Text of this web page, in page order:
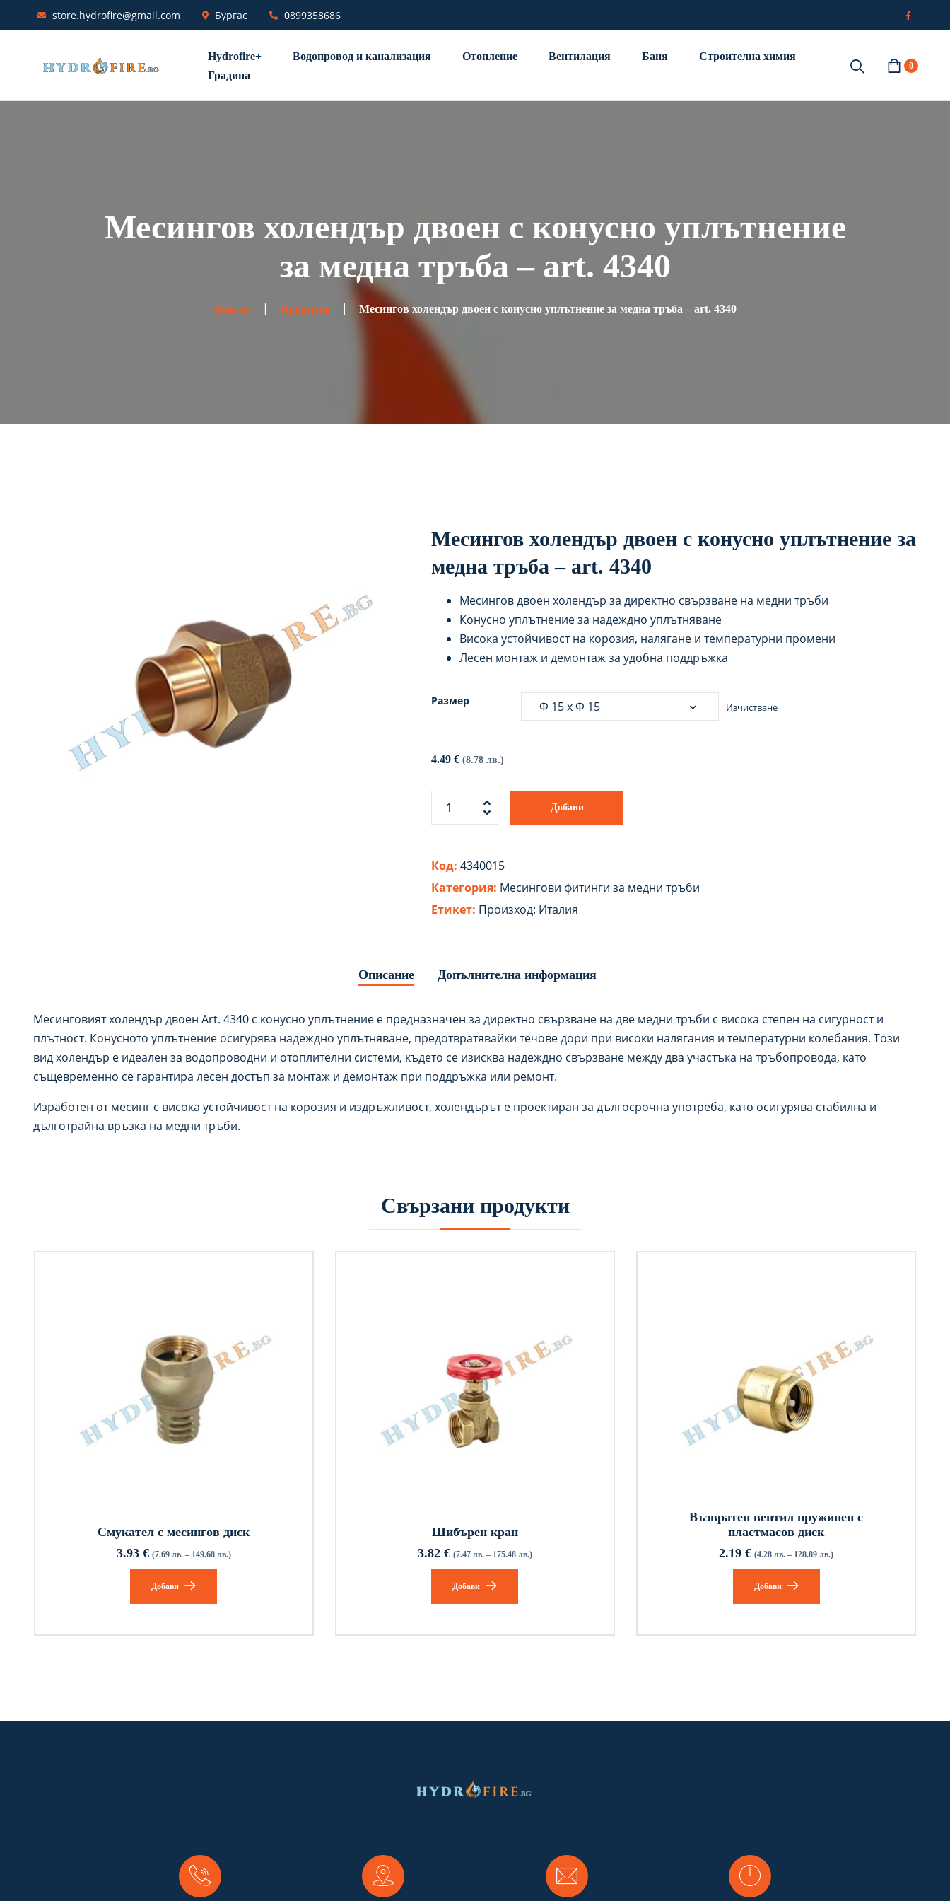
store.hydrofire@gmail.com Бургас 0899358686
Hydrofire+ Водопровод и канализация Отопление Вентилация Баня
Строителна химия
Градина
0
Месингов холендър двоен с конусно уплътнение
за медна тръба – art. 4340
Начало Продукти Месингов холендър двоен с конусно уплътнение за медна тръба – art. 4340
Месингов холендър двоен с конусно уплътнение за
медна тръба – art. 4340
Месингов двоен холендър за директно свързване на медни тръби
Конусно уплътнение за надеждно уплътняване
Висока устойчивост на корозия, налягане и температурни промени
Лесен монтаж и демонтаж за удобна поддръжка
Размер Изчистване
4.49 € (8.78 лв.)
Добави
Код: 4340015
Категория: Месингови фитинги за медни тръби
Етикет: Произход: Италия
Описание Допълнителна информация
Месинговият холендър двоен Art. 4340 с конусно уплътнение е предназначен за директно свързване на две медни тръби с висока степен на сигурност и
плътност. Конусното уплътнение осигурява надеждно уплътняване, предотвратявайки течове дори при високи налягания и температурни колебания. Този
вид холендър е идеален за водопроводни и отоплителни системи, където се изисква надеждно свързване между два участъка на тръбопровода, като
същевременно се гарантира лесен достъп за монтаж и демонтаж при поддръжка или ремонт.
Изработен от месинг с висока устойчивост на корозия и издръжливост, холендърът е проектиран за дългосрочна употреба, като осигурява стабилна и
дълготрайна връзка на медни тръби.
Свързани продукти
Смукател с месингов диск
3.93 € (7.69 лв. – 149.68 лв.)
Добави
Шибърен кран
3.82 € (7.47 лв. – 175.48 лв.)
Добави
Възвратен вентил пружинен с
пластмасов диск
2.19€ (4.28 лв. – 128.89 лв.)
Добави